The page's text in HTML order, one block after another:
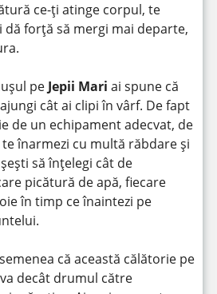
ce-ți atinge corpul, te
dă forță să mergi mai departe,
pe Jepii Mari ai spune că
cât ai clipi în vârf. De fapt
de un echipament adecvat, de
înarmezi cu multă răbdare și
să înțelegi cât de
picătură de apă, fiecare
în timp ce înaintezi pe
că această călătorie pe
decât drumul către